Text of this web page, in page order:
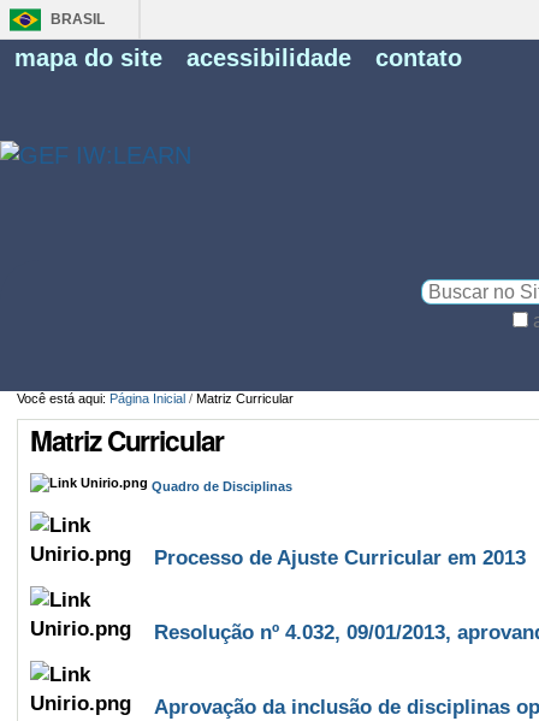
BRASIL
mapa do site acessibilidade contato
Você está aqui: Página Inicial / Matriz Curricular
Matriz Curricular
Quadro de Disciplinas
Processo de Ajuste Curricular em 2013
Resolução nº 4.032, 09/01/2013,
Aprovação da inclusão de disciplinas